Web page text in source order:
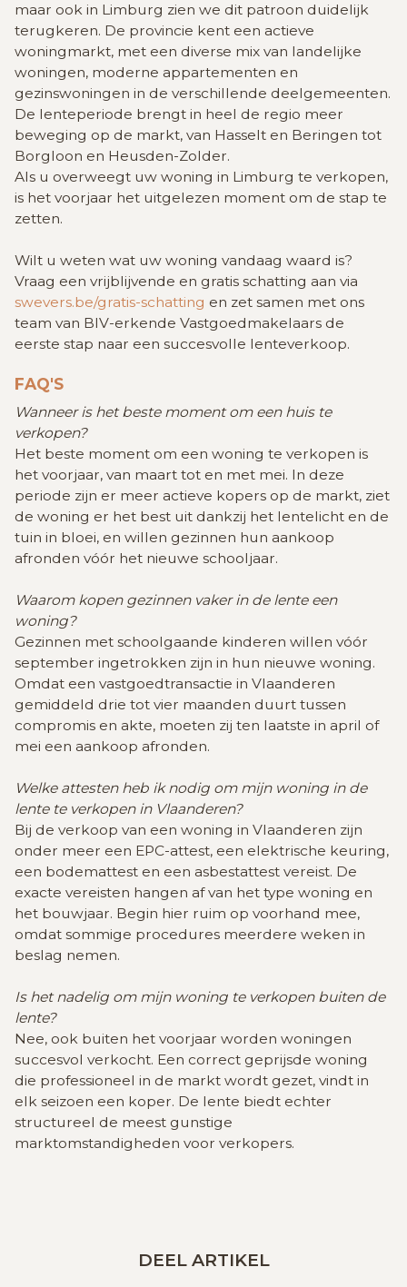
maar ook in Limburg zien we dit patroon duidelijk
terugkeren. De provincie kent een actieve
woningmarkt, met een diverse mix van landelijke
woningen, moderne appartementen en
gezinswoningen in de verschillende deelgemeenten.
De lenteperiode brengt in heel de regio meer
beweging op de markt, van Hasselt en Beringen tot
Borgloon en Heusden-Zolder.
Als u overweegt uw woning in Limburg te verkopen,
is het voorjaar het uitgelezen moment om de stap te
zetten.
Wilt u weten wat uw woning vandaag waard is?
Vraag een vrijblijvende en gratis schatting aan via
swevers.be/gratis-schatting en zet samen met ons
team van BIV-erkende Vastgoedmakelaars de
eerste stap naar een succesvolle lenteverkoop.
FAQ'S
Wanneer is het beste moment om een huis te
verkopen?
Het beste moment om een woning te verkopen is
het voorjaar, van maart tot en met mei. In deze
periode zijn er meer actieve kopers op de markt, ziet
de woning er het best uit dankzij het lentelicht en de
tuin in bloei, en willen gezinnen hun aankoop
afronden vóór het nieuwe schooljaar.
Waarom kopen gezinnen vaker in de lente een
woning?
Gezinnen met schoolgaande kinderen willen vóór
september ingetrokken zijn in hun nieuwe woning.
Omdat een vastgoedtransactie in Vlaanderen
gemiddeld drie tot vier maanden duurt tussen
compromis en akte, moeten zij ten laatste in april of
mei een aankoop afronden.
Welke attesten heb ik nodig om mijn woning in de
lente te verkopen in Vlaanderen?
Bij de verkoop van een woning in Vlaanderen zijn
onder meer een EPC-attest, een elektrische keuring,
een bodemattest en een asbestattest vereist. De
exacte vereisten hangen af van het type woning en
het bouwjaar. Begin hier ruim op voorhand mee,
omdat sommige procedures meerdere weken in
beslag nemen.
Is het nadelig om mijn woning te verkopen buiten de
lente?
Nee, ook buiten het voorjaar worden woningen
succesvol verkocht. Een correct geprijsde woning
die professioneel in de markt wordt gezet, vindt in
elk seizoen een koper. De lente biedt echter
structureel de meest gunstige
marktomstandigheden voor verkopers.
DEEL ARTIKEL